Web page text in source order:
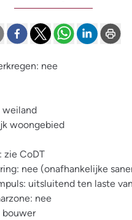
nee
weiland
woongebied
zie CoDT
nee (onafhankelijke
uitsluitend ten laste
nee
bouwer